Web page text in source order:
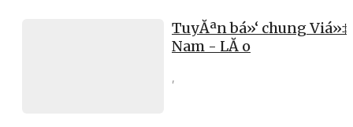
TuyĂªn bá»‘ chung
Nam - LĂ o
,